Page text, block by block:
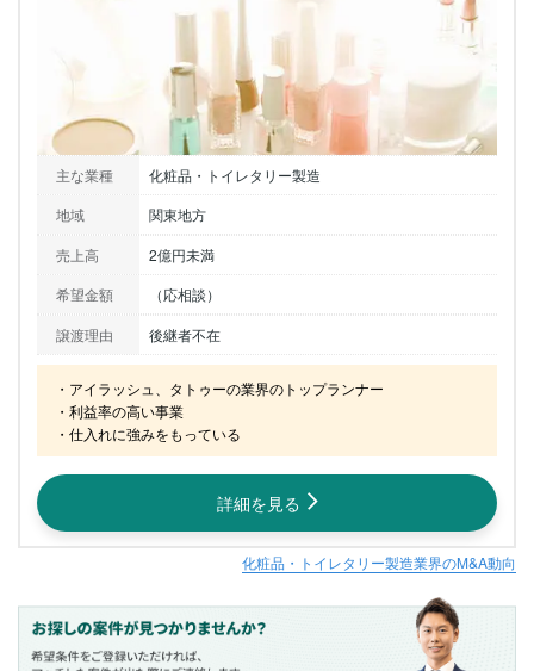
主な業種
化粧品・トイレタリー製造
地域
関東地方
売上高
2億円未満
希望金額
（応相談）
譲渡理由
後継者不在
・アイラッシュ、タトゥーの業界のトップランナー
・利益率の高い事業
・仕入れに強みをもっている
詳細を見る
化粧品・トイレタリー製造業界のM&A動向